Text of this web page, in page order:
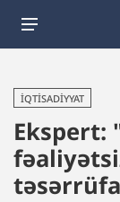
İQTISADIYYAT
Ekspert: